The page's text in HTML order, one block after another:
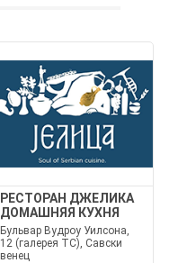
РЕСТОРАН ДЖЕЛИКА
ДОМАШНЯЯ КУХНЯ
Бульвар Вудроу Уилсона,
12 (галерея TC), Савски
венец